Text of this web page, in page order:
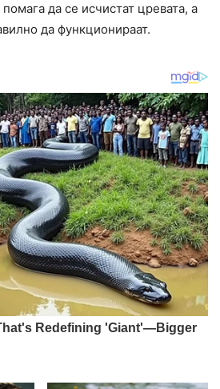
да се исчистат цревата, а
да функционираат.